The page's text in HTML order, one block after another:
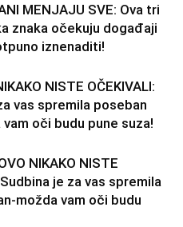
MENJAJU SVE: Ova tri
znaka očekuju događaji
iznenaditi!
NISTE OČEKIVALI:
vas spremila poseban
oči budu pune suza!
NIKAKO NISTE
Sudbina je za vas spremila
možda vam oči budu